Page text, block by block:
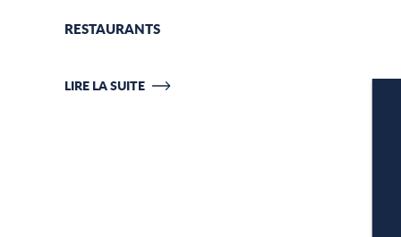
RESTAURANTS
LIRE LA SUITE